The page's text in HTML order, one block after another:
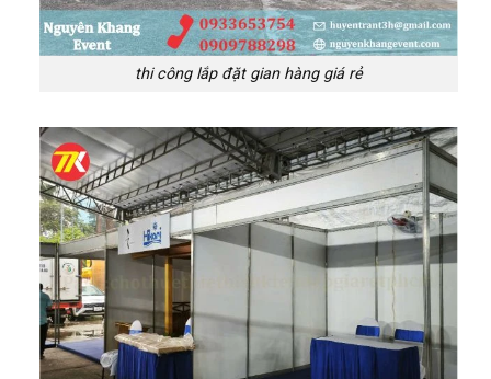
thi công lắp đặt gian hàng giá rẻ